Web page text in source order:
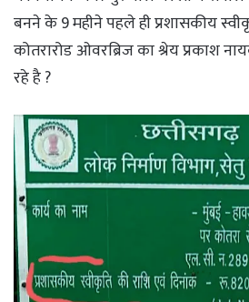
बनने के 9 महीने पहले ही प्रशासकीय
कोतरारोड ओवरब्रिज का श्रेय प्रकाश
रहे है ?